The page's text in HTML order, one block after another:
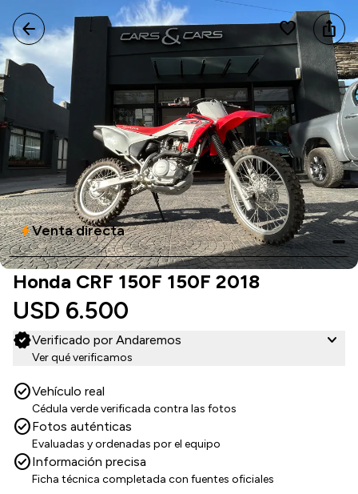
arrow_back favorite ios_share
boltVenta directa
Honda CRF 150F 150F 2018
USD 6.500
verifiedVerificado por Andaremos
Ver qué verificamos
expand_more
check_circleVehículo real
Cédula verde verificada contra las fotos
check_circleFotos auténticas
Evaluadas y ordenadas por el equipo
check_circleInformación precisa
Ficha técnica completada con fuentes oficiales